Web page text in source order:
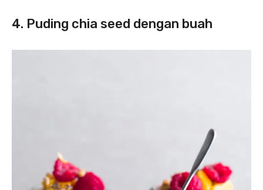
4. Puding chia seed dengan buah